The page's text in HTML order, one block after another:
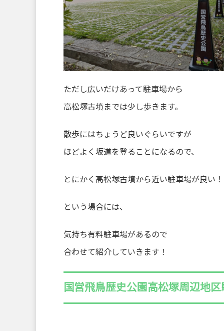
ただし広いだけあって駐車場から
高松塚古墳までは少し歩きます。
散歩にはちょうど良いぐらいですが
ほどよく坂道を登ることになるので、
とにかく高松塚古墳から近い駐車場が良い
という場合には、
気持ち有料駐車場があるので
合わせて紹介していきます！
国営飛鳥歴史公園高松塚周辺地区